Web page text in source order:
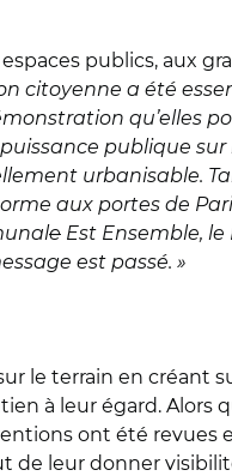
publics, aux
citoyenne a été
qu’elles
publique sur
urbanisable.
aux portes de
e Est Ensemble,
est passé. »
le terrain en créant
à leur égard. Alors
ont été
de leur donner